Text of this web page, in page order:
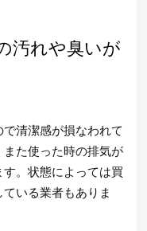
汚れや臭いが
清潔感が損なわれて
た使った時の排気が
。状態によっては買
いる業者もありま